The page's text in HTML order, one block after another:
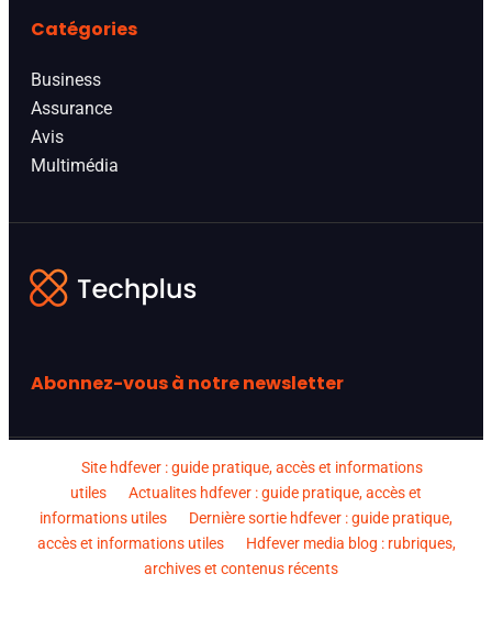
Catégories
Business
Assurance
Avis
Multimédia
Abonnez-vous à notre newsletter
Site hdfever : guide pratique, accès et informations
utiles
Actualites hdfever : guide pratique, accès et
informations utiles
Dernière sortie hdfever : guide pratique,
accès et informations utiles
Hdfever media blog : rubriques,
archives et contenus récents